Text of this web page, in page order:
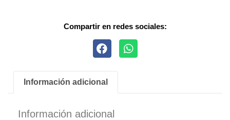
Compartir en redes sociales:
Información adicional
Información adicional